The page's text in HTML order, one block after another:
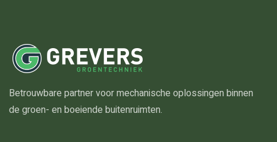
Betrouwbare partner voor mechanische oplossingen binnen
de groen- en boeiende buitenruimten.